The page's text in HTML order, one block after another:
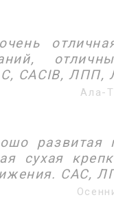
CACIB, ЛПП,
Ала-
развитая
сухая
САС,